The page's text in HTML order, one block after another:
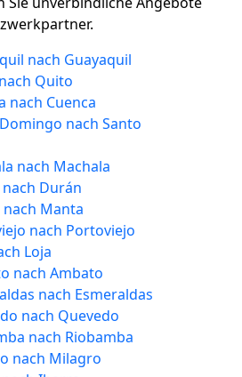
nach Guayaquil
Quito
nach Cuenca
nach Santo
nach Machala
Durán
Manta
nach Portoviejo
Loja
nach Ambato
nach Esmeraldas
nach Quevedo
nach Riobamba
nach Milagro